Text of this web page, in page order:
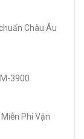
Châu Âu
3900
Phí Vận